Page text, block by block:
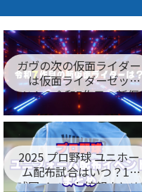
ガヴの次の仮面ライダー
は仮面ライダーゼッ
ツ！？令和7作目の新仮
面ライダー名が判明！
2025 プロ野球 ユニホー
ム配布試合はいつ？12
球団イベント情報まとめ